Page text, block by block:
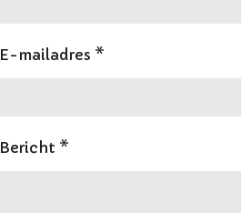
E-mailadres *
Bericht *